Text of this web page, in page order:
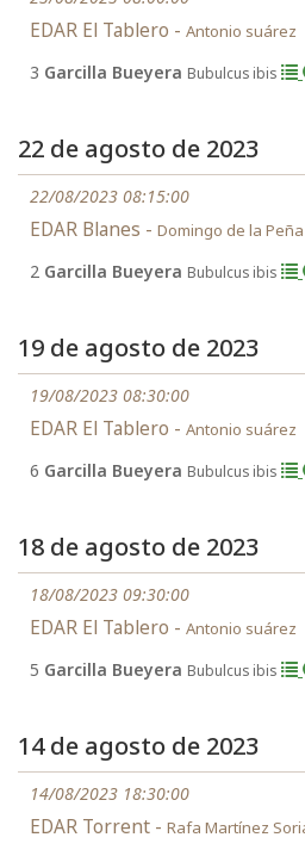
EDAR El Tablero - Antonio suárez
3 Garcilla Bueyera Bubulcus ibis
22 de agosto de 2023
22/08/2023 08:15:00
EDAR Blanes - Domingo de la
2 Garcilla Bueyera Bubulcus ibis
19 de agosto de 2023
19/08/2023 08:30:00
EDAR El Tablero - Antonio suárez
6 Garcilla Bueyera Bubulcus ibis
18 de agosto de 2023
18/08/2023 09:30:00
EDAR El Tablero - Antonio suárez
5 Garcilla Bueyera Bubulcus ibis
14 de agosto de 2023
14/08/2023 18:30:00
EDAR Torrent - Rafa Martínez